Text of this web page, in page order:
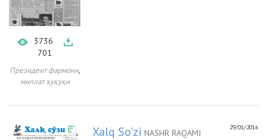
3736
701
Президент фармони,
миллат ҳуқуқи
29/01/2016
Xalq So'zi NASHR RAQAMI